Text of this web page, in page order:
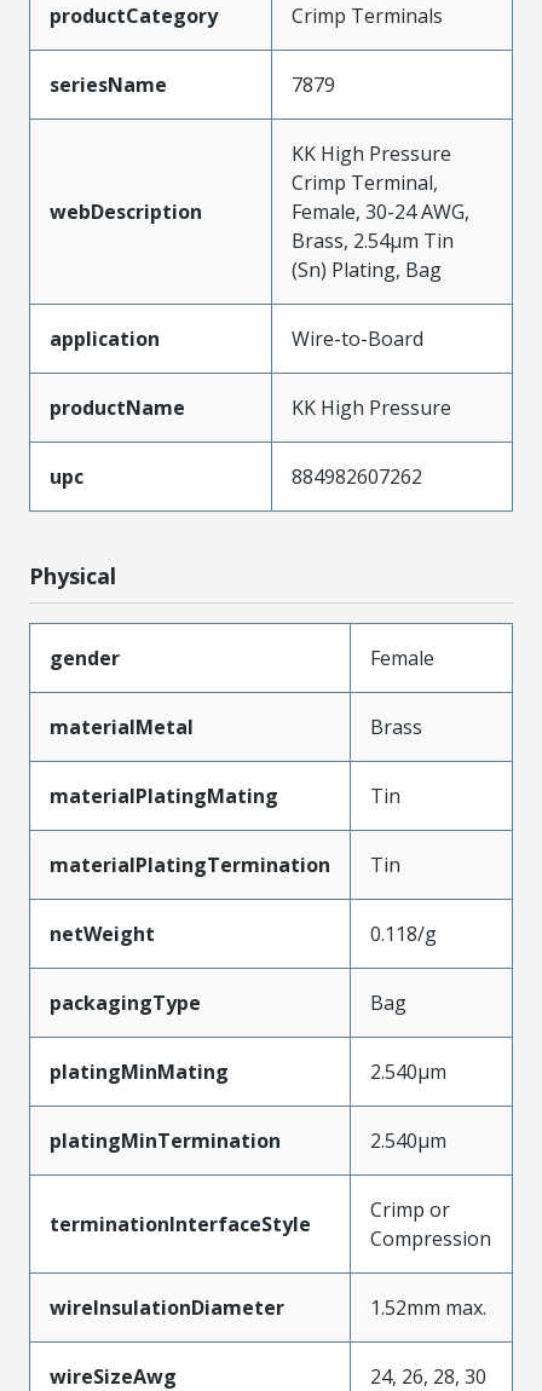
productCategory Crimp Terminals
seriesName 7879
webDescription
KK High Pressure
Crimp Terminal,
Female, 30-24 AWG,
Brass, 2.54µm Tin
(Sn) Plating, Bag
application Wire-to-Board
productName KK High Pressure
upc 884982607262
Physical
gender Female
materialMetal Brass
materialPlatingMating Tin
materialPlatingTermination Tin
netWeight 0.118/g
packagingType Bag
platingMinMating 2.540µm
platingMinTermination 2.540µm
terminationInterfaceStyle
Crimp or
Compression
wireInsulationDiameter 1.52mm max.
wireSizeAwg 24, 26, 28, 30